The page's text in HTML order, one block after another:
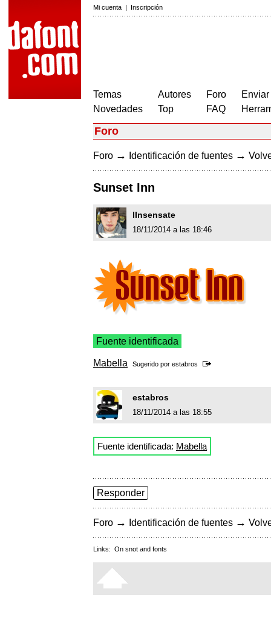
Mi cuenta | Inscripción
Temas
Novedades
Autores
Top
Foro
FAQ
Foro
Foro → Identificación de fuentes →
Sunset Inn
IInsensate
18/11/2014 a las 18:46
Fuente identificada
Mabella Sugerido por estabros
estabros
18/11/2014 a las 18:55
Fuente identificada: Mabella
Responder
Foro → Identificación de fuentes →
Links: On snot and fonts